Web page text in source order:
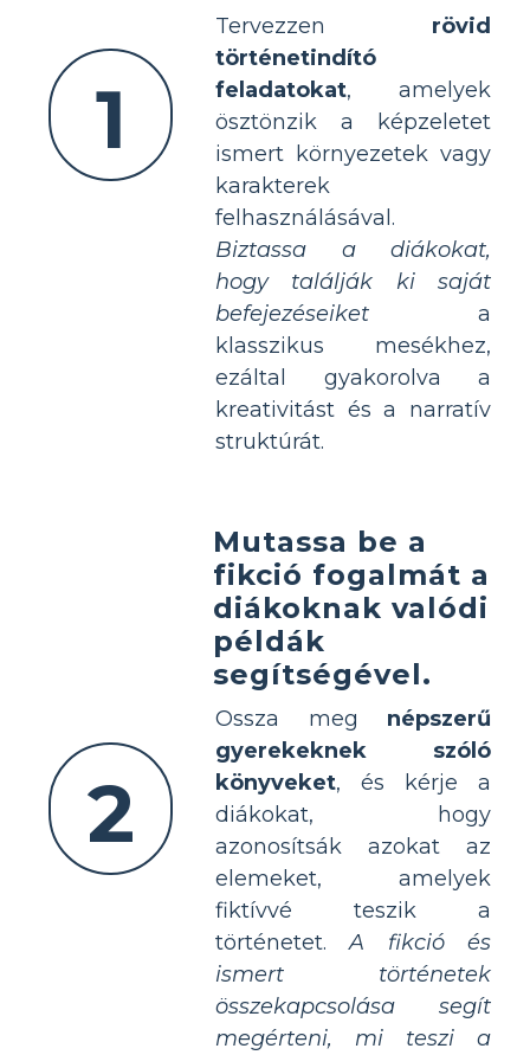
1
Tervezzen rövid
történetindító
feladatokat, amelyek
ösztönzik a képzeletet
ismert környezetek vagy
karakterek
felhasználásával.
Biztassa a diákokat,
hogy találják ki saját
befejezéseiket a
klasszikus mesékhez,
ezáltal gyakorolva a
kreativitást és a narratív
struktúrát.
2
Mutassa be a
fikció fogalmát a
diákoknak valódi
példák
segítségével.
Ossza meg népszerű
gyerekeknek szóló
könyveket, és kérje a
diákokat, hogy
azonosítsák azokat az
elemeket, amelyek
fiktívvé teszik a
történetet.A fikció és
ismert történetek
összekapcsolása segít
megérteni, mi teszi a